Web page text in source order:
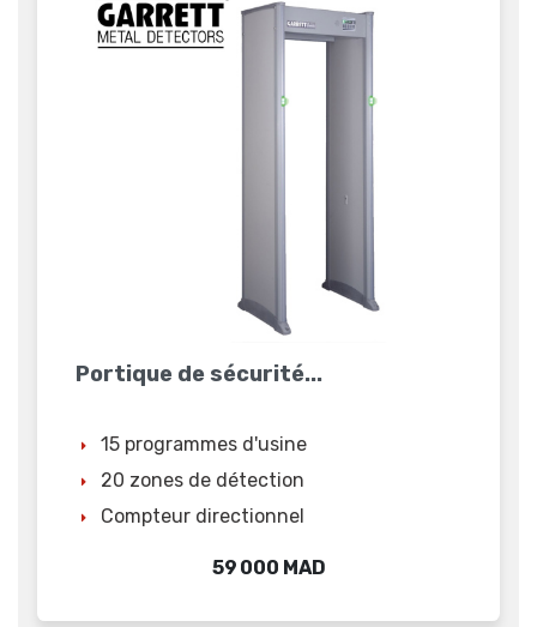
Portique de sécurité...
15 programmes d'usine
20 zones de détection
Compteur directionnel
Prix
59 000 MAD